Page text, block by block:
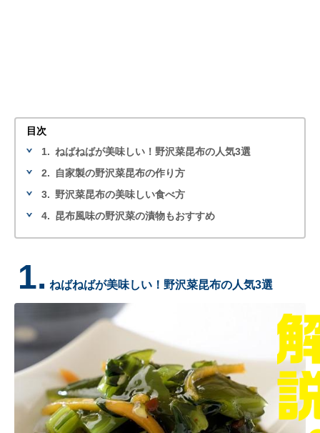
目次
1. ねばねばが美味しい！野沢菜昆布の人気3選
2.
自家製の野沢菜昆布の作り方
3. 野沢菜昆布の美味しい食べ方
4. 昆布風味の野沢菜の漬物もおすすめ
1. ねばねばが美味しい！野沢菜昆布の人気3選